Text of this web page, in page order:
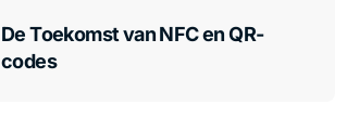
De Toekomst van NFC en QR-
codes